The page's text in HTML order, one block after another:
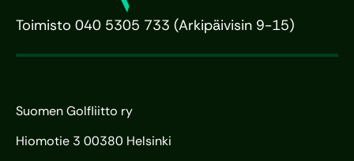
Toimisto 040 5305 733 (Arkipäivisin 9-15)
Suomen Golfliitto ry
Hiomotie 3 00380 Helsinki